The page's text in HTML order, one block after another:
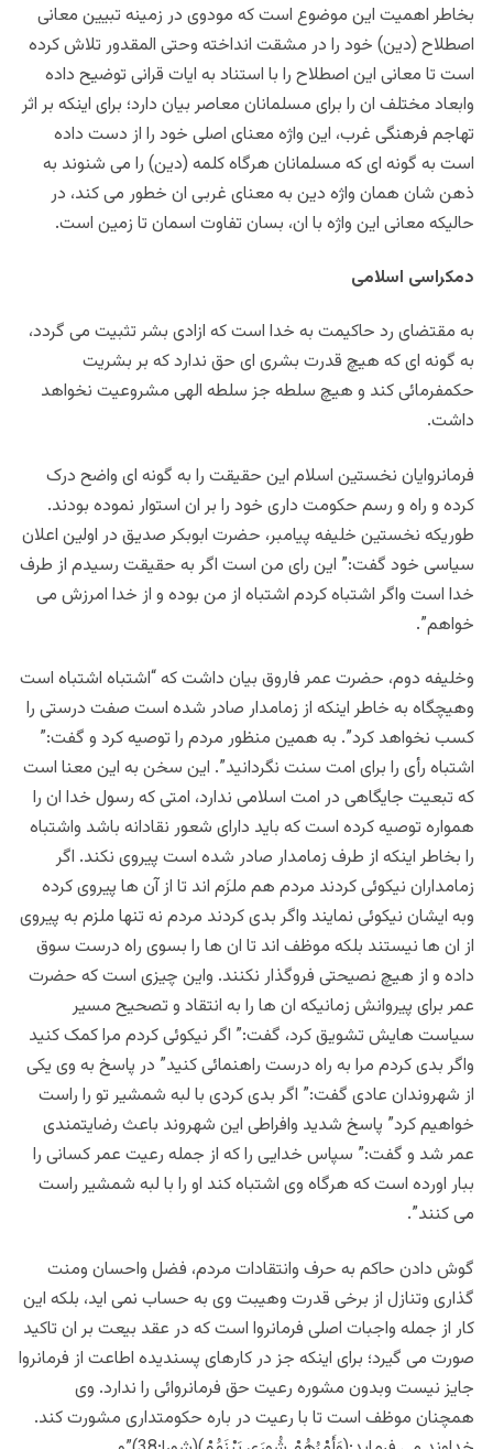
بخاطر اهمیت این موضوع است که مودوی در زمینه تبیین معانی
اصطلاح (دین) خود را در مشقت انداخته وحتی المقدور تلاش کرده
است تا معانی این اصطلاح را با استناد به ایات قرانی توضیح داده
وابعاد مختلف ان را برای مسلمانان معاصر بیان دارد؛ برای اینکه بر اثر
تهاجم فرهنگی غرب، این واژه معنای اصلی خود را از دست داده
است به گونه ای که مسلمانان هرگاه کلمه (دین) را می شنوند به
ذهن شان همان واژه دین به معنای غربی ان خطور می کند، در
حالیکه معانی این واژه با ان، بسان تفاوت اسمان تا زمین است.
دمکراسی اسلامی
به مقتضای رد حاکیمت به خدا است که ازادی بشر تثبیت می گردد،
به گونه ای که هیچ قدرت بشری ای حق ندارد که بر بشریت
حکمفرمائی کند و هیچ سلطه جز سلطه الهی مشروعیت نخواهد
داشت.
فرمانروایان نخستین اسلام این حقیقت را به گونه ای واضح درک
کرده و راه و رسم حکومت داری خود را بر ان استوار نموده بودند.
طوریکه نخستین خلیفه پیامبر، حضرت ابوبکر صدیق در اولین اعلان
سیاسی خود گفت:” این رای من است اگر به حقیقت رسیدم از طرف
خدا است واگر اشتباه کردم اشتباه از من بوده و از خدا امرزش می
خواهم”.
وخلیفه دوم، حضرت عمر فاروق بیان داشت که “اشتباه اشتباه است
وهیچگاه به خاطر اینکه از زمامدار صادر شده است صفت درستی را
کسب نخواهد کرد”. به همین منظور مردم را توصیه کرد و گفت:”
اشتباه رأی را برای امت سنت نگردانید”. این سخن به این معنا است
که تبعیت جایگاهی در امت اسلامی ندارد، امتی که رسول خدا ان را
همواره توصیه کرده است که باید دارای شعور نقادانه باشد واشتباه
را بخاطر اینکه از طرف زمامدار صادر شده است پیروی نکند. اگر
زمامداران نیکوئی کردند مردم هم ملزَم اند تا از آن ها پیروی کرده
وبه ایشان نیکوئی نمایند واگر بدی کردند مردم نه تنها ملزم به پیروی
از ان ها نیستند بلکه موظف اند تا ان ها را بسوی راه درست سوق
داده و از هیچ نصیحتی فروگذار نکنند. واین چیزی است که حضرت
عمر برای پیروانش زمانیکه ان ها را به انتقاد و تصحیح مسیر
سیاست هایش تشویق کرد، گفت:” اگر نیکوئی کردم مرا کمک کنید
واگر بدی کردم مرا به راه درست راهنمائی کنید” در پاسخ به وی یکی
از شهروندان عادی گفت:” اگر بدی کردی با لبه شمشیر تو را راست
خواهیم کرد” پاسخ شدید وافراطی این شهروند باعث رضایتمندی
عمر شد و گفت:” سپاس خدایی را که از جمله رعیت عمر کسانی را
ببار اورده است که هرگاه وی اشتباه کند او را با لبه شمشیر راست
می کنند”.
گوش دادن حاکم به حرف وانتقادات مردم، فضل واحسان ومنت
گذاری وتنازل از برخی قدرت وهیبت وی به حساب نمی اید، بلکه این
کار از جمله واجبات اصلی فرمانروا است که در عقد بیعت بر ان تاکید
صورت می گیرد؛ برای اینکه جز در کارهای پسندیده اطاعت از فرمانروا
جایز نیست وبدون مشوره رعیت حق فرمانروائی را ندارد. وی
همچنان موظف است تا با رعیت در باره حکومتداری مشورت کند.